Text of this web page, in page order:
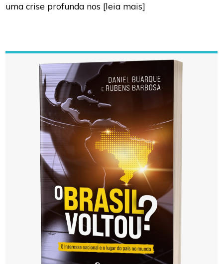
uma crise profunda nos [leia mais]